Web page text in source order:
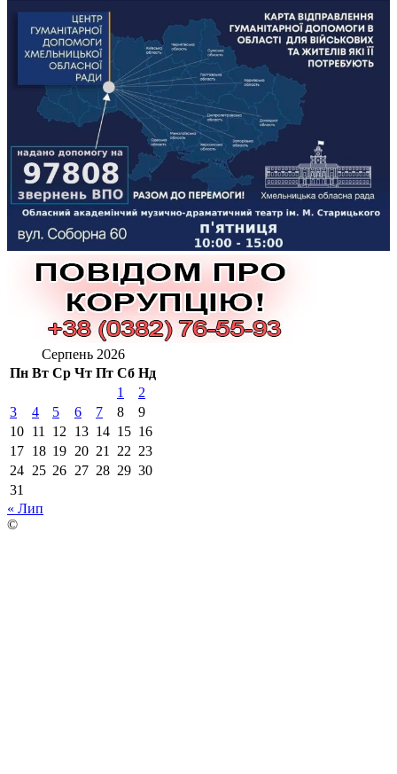
Серпень 2026
Пн Вт Ср Чт Пт Сб Нд
1
2
3
4 5 6 7 8
9
10 11 12 13 14 15 16
17 18 19 20 21 22 23
24 25 26 27 28 29 30
31
« Лип
©